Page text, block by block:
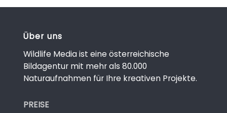
Über uns
Wildlife Media ist eine österreichische
Bildagentur mit mehr als 80.000
Naturaufnahmen für Ihre kreativen Projekte.
PREISE